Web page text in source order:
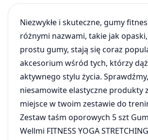
Niezwykłe i skuteczne, gumy
różnymi nazwami, takie jak
prostu gumy, stają się coraz
akcesorium wśród tych, którzy
aktywnego stylu życia.
niesamowite elastyczne produkty
miejsce w twoim zestawie do
Zestaw taśm oporowych 5 szt
Wellmi FITNESS YOGA STRETCHING